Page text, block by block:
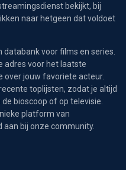
bekijkt, bij
naar hetgeen dat voldoet
voor films en series.
adres voor het laatste
jouw favoriete acteur.
toplijsten, zodat je altijd
bioscoop of op televisie.
platform van
aan bij onze community.